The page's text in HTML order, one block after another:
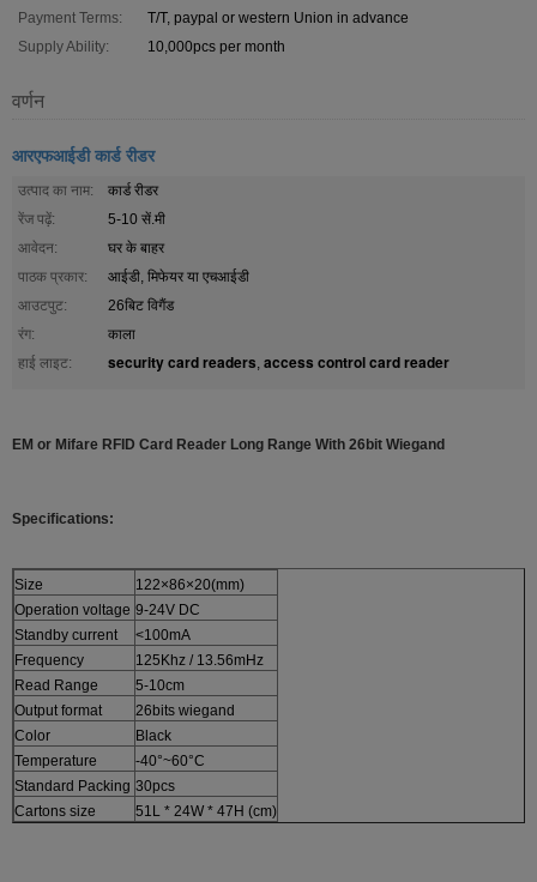
Payment Terms:
T/T, paypal or western Union in advance
Supply Ability:
10,000pcs per month
वर्णन
आरएफआईडी कार्ड रीडर
उत्पाद का नाम:
कार्ड रीडर
रेंज पढ़ें:
5-10 सें.मी
आवेदन:
घर के बाहर
पाठक प्रकार:
आईडी, मिफेयर या एचआईडी
आउटपुट:
26बिट विगैंड
रंग:
काला
हाई लाइट:
security card readers, access control card reader
EM or Mifare RFID Card Reader Long Range With 26bit Wiegand
Specifications:
Size
122×86×20(mm)
Operation voltage 9-24V DC
Standby current
<100mA
Frequency
125Khz / 13.56mHz
Read Range
5-10cm
Output format
26bits wiegand
Color
Black
Temperature
-40°~60°C
Standard Packing 30pcs
Cartons size
51L * 24W * 47H (cm)